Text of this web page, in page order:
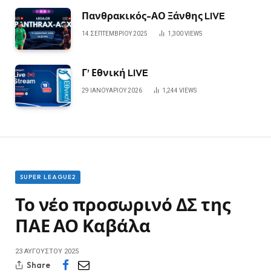
Πανθρακικός-ΑΟ Ξάνθης LIVE
14 ΣΕΠΤΕΜΒΡΊΟΥ 2025 1,300VIEWS
Γ’ Εθνική LIVE
29 ΙΑΝΟΥΑΡΊΟΥ 2026 1,244 VIEWS
SUPER LEAGUE2
Το νέο προσωρινό ΔΣ της
ΠΑΕ ΑΟ Καβάλα
23 ΑΥΓΟΎΣΤΟΥ 2025
Share